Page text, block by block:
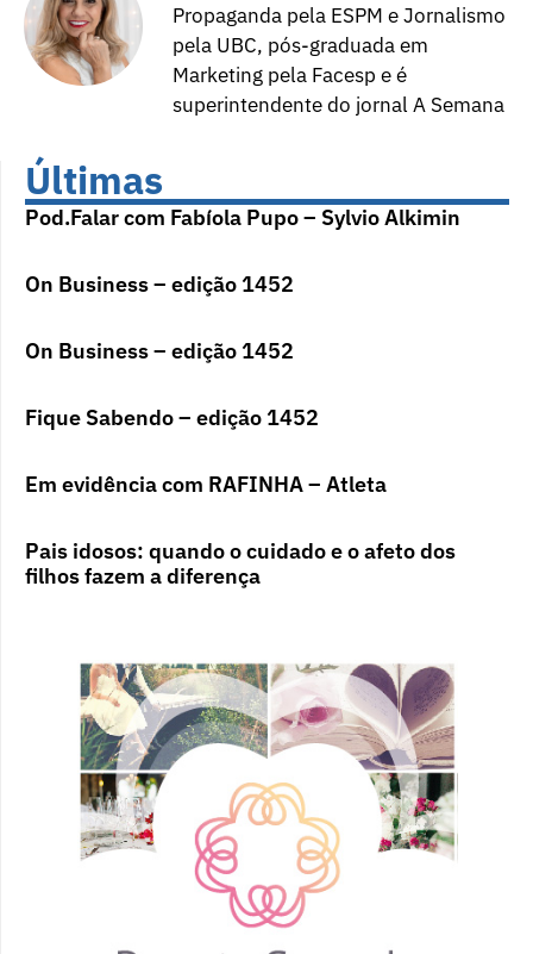
Propaganda pela ESPM e Jornalismo
pela UBC, pós-graduada em
Marketing pela Facesp e é
superintendente do jornal A Semana
Últimas
Pod.Falar com Fabíola Pupo – Sylvio Alkimin
On Business – edição 1452
On Business – edição 1452
Fique Sabendo – edição 1452
Em evidência com RAFINHA – Atleta
Pais idosos: quando o cuidado e o afeto dos
filhos fazem a diferença